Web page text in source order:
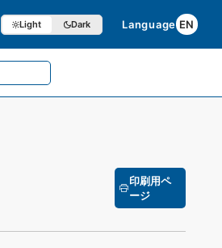
Light Dark Language EN
印刷用ペ
ージ